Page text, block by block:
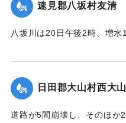
｜固有コード:
速見郡八坂村友清
八坂川は20日午後2時、増
壊して八坂村および杵築町
泥海と化したが、挿秧（田
る。
【出典：大分新聞 大正12年
日田郡大山村西大
道路が5間崩壊し、そのほか